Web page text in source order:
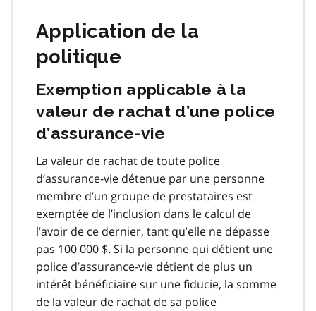
Application de la
politique
Exemption applicable à la
valeur de rachat d’une police
d’assurance-vie
La valeur de rachat de toute police
d’assurance-vie détenue par une personne
membre d’un groupe de prestataires est
exemptée de l’inclusion dans le calcul de
l’avoir de ce dernier, tant qu’elle ne dépasse
pas 100 000 $. Si la personne qui détient une
police d’assurance-vie détient de plus un
intérêt bénéficiaire sur une fiducie, la somme
de la valeur de rachat de sa police